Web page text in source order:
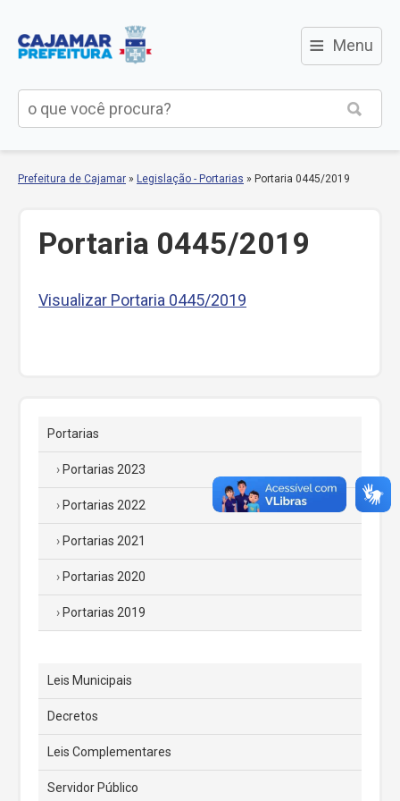
≡ Menu
Prefeitura de Cajamar » Legislação - Portarias » Portaria 0445/2019
Portaria 0445/2019
Visualizar Portaria 0445/2019
Portarias
Portarias 2023
Portarias 2022
Portarias 2021
Portarias 2020
Portarias 2019
Leis Municipais
Decretos
Leis Complementares
Servidor Público